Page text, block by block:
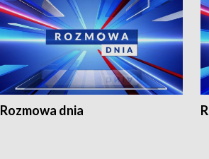
Rozmowa dnia